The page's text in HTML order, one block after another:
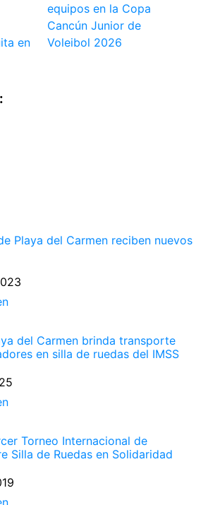
en
equipos en la Copa
Cancún Junior de
Voleibol 2026
Playa del Carmen reciben nuevos
del Carmen brinda transporte
en silla de ruedas del IMSS
Torneo Internacional de
Silla de Ruedas en Solidaridad